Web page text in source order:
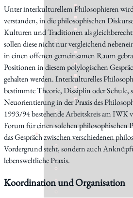
Unter interkulturellem Philosophieren
verstanden, in die philosophischen
Kulturen und Traditionen als
sollen diese nicht nur vergleichend
in einen offenen gemeinsamen Raum
Positionen in diesem polylogischen
gehalten werden.Interkulturelles
bestimmte Theorie, Disziplin oder Schule,
Neuorientierung in der Praxis des
1993/94 bestehende Arbeitskreis am IWK
Forum für einen solchen philosophischen
das Gespräch zwischen verschiedenen
Vordergrund steht, sondern auch
lebensweltliche Praxis.
Koordination und Organisation